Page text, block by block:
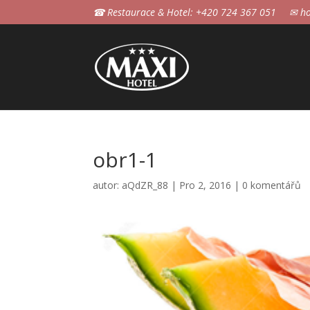
☎ Restaurace & Hotel: +420 724 367 051 ✉
obr1-1
autor: aQdZR_88 | Pro 2, 2016 | 0 komentářů